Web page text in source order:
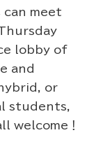
meet
lobby of
and
or
students,
welcome！